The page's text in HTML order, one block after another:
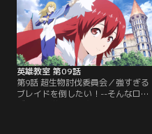
バトルを行うものの、まさかの敗北
を喫してしまう。クレイはイェシカ
を、カシムはクレアに思いを寄せて
いたため、その精神的ショックは凄
まじく…。
英雄教室 第09話
第9話 超生物討伐委員会／強すぎる
ブレイドを倒したい！--そんなロー
ズウッド学園の有志たちにより立ち